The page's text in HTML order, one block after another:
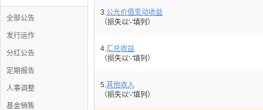
全部公告
发行运作
分红公告
定期报告
人事调整
基金销售
3.公允价值变动收益
（损失以'-'填列）
4.汇兑收益
（损失以'-'填列）
5.其他收入
（损失以'-'填列）